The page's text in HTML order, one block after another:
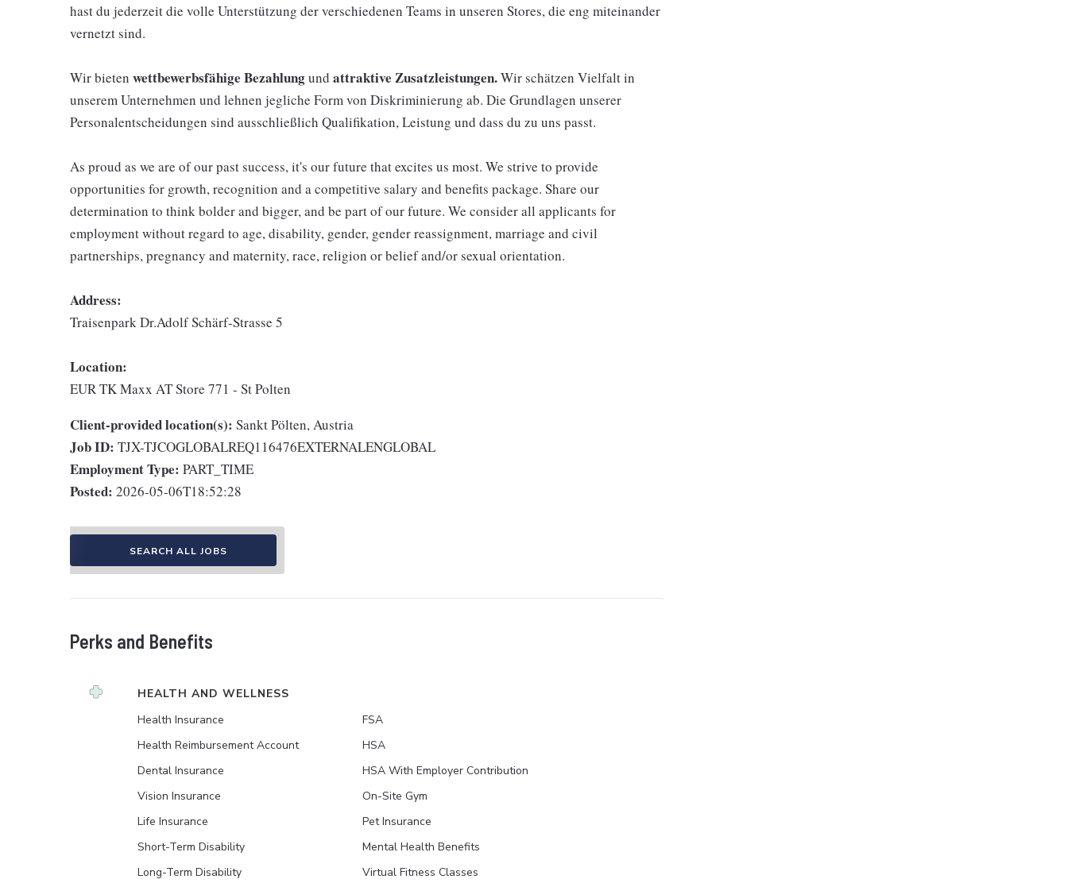
hast du jederzeit die volle Unterstützung der verschiedenen Teams in unseren Stores, die eng miteinander
vernetzt sind.
Wir bieten wettbewerbsfähige Bezahlungund attraktive Zusatzleistungen.Wir schätzen Vielfalt in
unserem Unternehmen und lehnen jegliche Form von Diskriminierung ab. Die Grundlagen unserer
Personalentscheidungen sind ausschließlich Qualifikation, Leistung und dass du zu uns passt.
As proud as we are of our past success, it's our future that excites us most. We strive to provide
opportunities for growth, recognition and a competitive salary and benefits package. Share our
determination to think bolder and bigger, and be part of our future. We consider all applicants for
employment without regard to age, disability, gender, gender reassignment, marriage and civil
partnerships, pregnancy and maternity, race, religion or belief and/or sexual orientation.
Address:
Traisenpark Dr.Adolf Schärf-Strasse 5
Location:
EUR TK Maxx AT Store 771 - St Polten
Client-provided location(s): Sankt Pölten, Austria
Job ID: TJX-TJCOGLOBALREQ116476EXTERNALENGLOBAL
Employment Type: PART_TIME
Posted: 2026-05-06T18:52:28
SEARCH ALL JOBS
Perks and Benefits
HEALTH AND WELLNESS
Health Insurance
Health Reimbursement Account
Dental Insurance
Vision Insurance
Life Insurance
Short-Term Disability
Long-Term Disability
FSA
HSA
HSA With Employer Contribution
On-Site Gym
Pet Insurance
Mental Health Benefits
Virtual Fitness Classes